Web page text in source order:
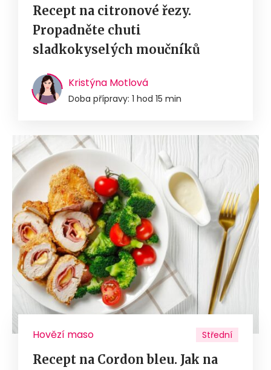
Recept na citronové řezy.
Propadněte chuti
sladkokyselých moučníků
Kristýna Motlová
Doba přípravy: 1 hod 15 min
Hovězí maso Střední
Recept na Cordon bleu. Jak na